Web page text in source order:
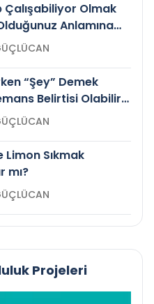
Çalışabiliyor Olmak
Anlamına
GÜÇLÜCAN
“Şey” Demek
Belirtisi Olabilir
GÜÇLÜCAN
Limon Sıkmak
mı?
GÜÇLÜCAN
Projeleri